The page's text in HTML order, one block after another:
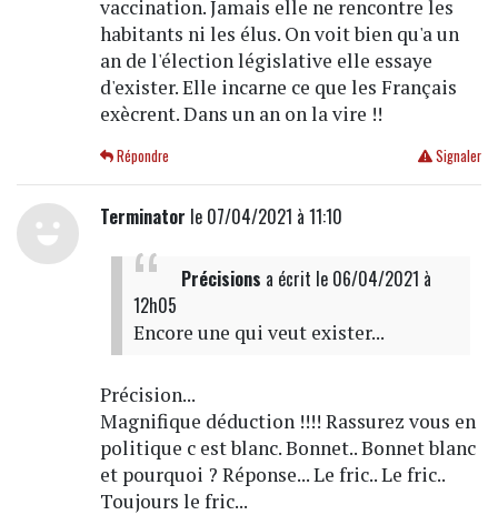
vaccination. Jamais elle ne rencontre les
habitants ni les élus. On voit bien qu'a un
an de l'élection législative elle essaye
d'exister. Elle incarne ce que les Français
exècrent. Dans un an on la vire !!
Signaler
Répondre
Terminator le 07/04/2021 à 11:10
Précisions a écrit le 06/04/2021 à
12h05
Encore une qui veut exister...
Précision...
Magnifique déduction !!!! Rassurez vous en
politique c est blanc. Bonnet.. Bonnet blanc
et pourquoi ? Réponse... Le fric.. Le fric..
Toujours le fric...